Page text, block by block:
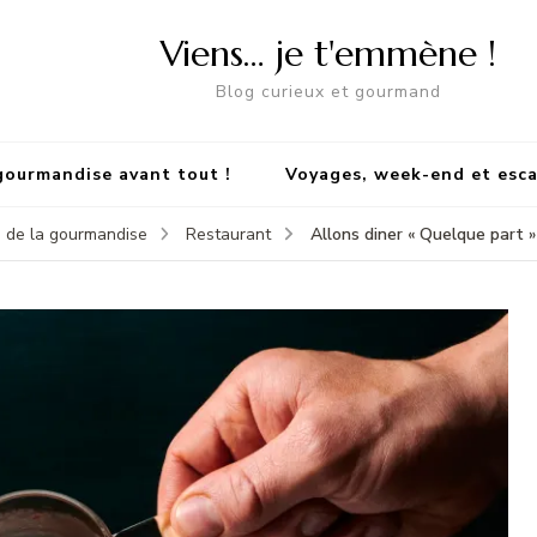
Viens… je t'emmène !
Blog curieux et gourmand
avant tout ! Voyages, week-end et
de la gourmandise Restaurant Allons diner « Quelque part